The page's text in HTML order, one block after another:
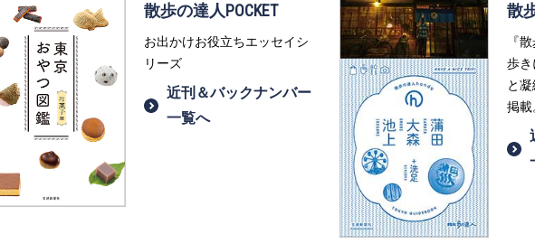
散歩の達人POCKET
お出かけお役立ちエッセイシ
リーズ
近刊＆バックナンバー
一覧へ
散
『
歩き
と
掲載